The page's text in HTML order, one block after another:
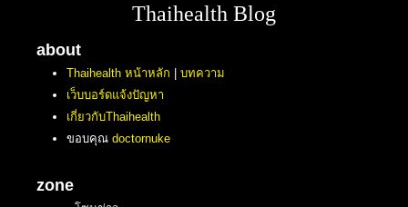
Thaihealth Blog
about
Thaihealth หน้าหลัก | บทความ
เว็บบอร์ดแจ้งปัญหา
เกี่ยวกับThaihealth
ขอบคุณ doctornuke
zone